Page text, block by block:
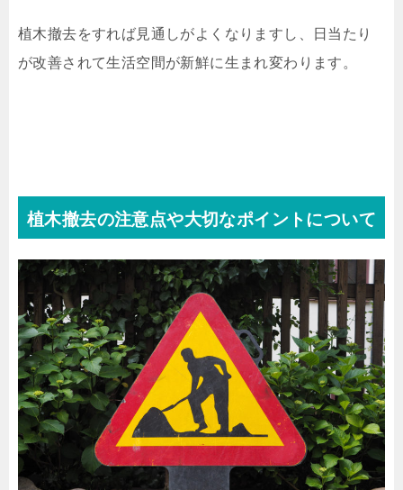
植木撤去をすれば見通しがよくなりますし、日当たり
が改善されて生活空間が新鮮に生まれ変わります。
植木撤去の注意点や大切なポイントについて